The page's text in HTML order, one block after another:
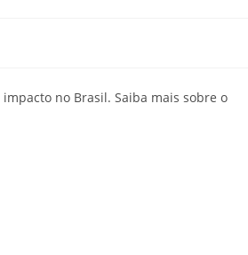
no Brasil. Saiba mais sobre o